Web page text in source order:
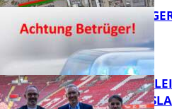
WARNT
NOVOLINE
1. FC